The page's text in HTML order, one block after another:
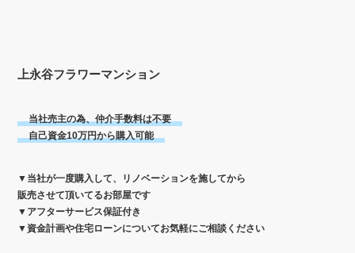
上永谷フラワーマンション
当社売主の為、仲介手数料は不要
自己資金10万円から購入可能
▼当社が一度購入して、リノベーションを施してから
販売させて頂いてるお部屋です
▼アフターサービス保証付き
▼資金計画や住宅ローンについてお気軽にご相談ください